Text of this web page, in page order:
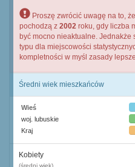
Proszę zwrócić uwagę na to,
pochodzą z 2002 roku, gdy liczba
być mocno nieaktualne.
typu dla miejscowości
kompletności w myśl zasady
Średni wiek mieszkańców
Wieś
woj. lubuskie
Kraj
Kobiety
(średni wiek)